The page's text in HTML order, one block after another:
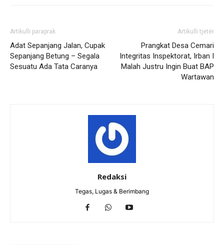
Artikulli paraprak
Adat Sepanjang Jalan, Cupak
Sepanjang Betung – Segala
Sesuatu Ada Tata Caranya
Artikulli tjetër
Prangkat Desa Cemari
Integritas Inspektorat, Irban I
Malah Justru Ingin Buat BAP
Wartawan
Redaksi
Tegas, Lugas & Berimbang